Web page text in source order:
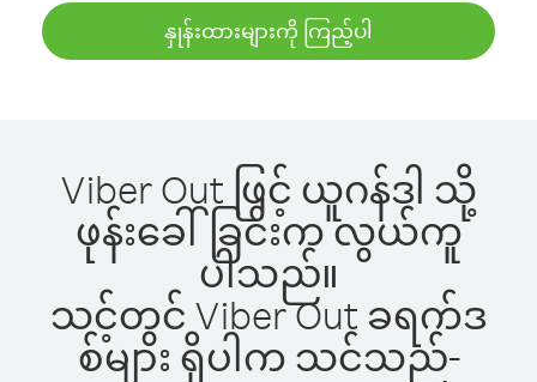
နှုန်းထားများကို ကြည့်ပါ
Viber Out ဖြင့် ယူဂန်ဒါ သို့
ဖုန်းခေါ်ခြင်းက လွယ်ကူ
ပါသည်။
သင့်တွင် Viber Out ခရက်ဒ
စ်များ ရှိပါက သင်သည်-